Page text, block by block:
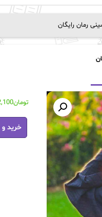
رمان رایگان
تومان
دانلود
رمان
تا
خرید و